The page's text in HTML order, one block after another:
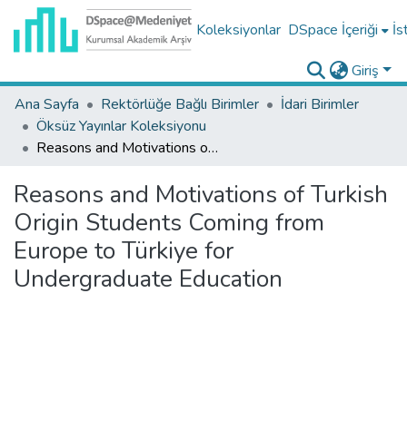
Koleksiyonlar DSpace İçeriği
Giriş
Ana Sayfa
Rektörlüğe Bağlı Birimler
İdari Birimler
Öksüz Yayınlar Koleksiyonu
Reasons and Motivations of Turkish Origin Students Coming from Europe to Türkiye for Undergraduate Education
Reasons and Motivations of Turkish
Origin Students Coming from
Europe to Türkiye for
Undergraduate Education